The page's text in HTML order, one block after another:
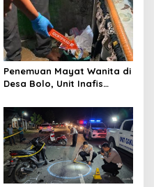
Penemuan Mayat Wanita di
Desa Bolo, Unit Inafis
Kabupaten Gelar Olah TKP